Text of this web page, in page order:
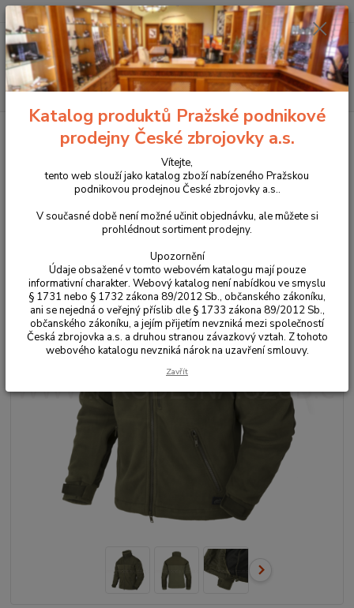
Menu
Hledat
+420 225 375 800
Mikina Helikon ARMY Olive Green XL/R
Mikina Helikon ARMY Olive Green
XL/R
Katalog produktů Pražské podnikové
prodejny České zbrojovky a.s.
Vítejte,
tento web slouží jako katalog zboží nabízeného Pražskou
podnikovou prodejnou České zbrojovky a.s..
V současné době není možné učinit objednávku, ale můžete si
prohlédnout sortiment prodejny.
Upozornění
Údaje obsažené v tomto webovém katalogu mají pouze
informativní charakter. Webový katalog není nabídkou ve smyslu
§ 1731 nebo § 1732 zákona 89/2012 Sb., občanského zákoníku,
ani se nejedná o veřejný příslib dle § 1733 zákona 89/2012 Sb.,
občanského zákoníku, a jejím přijetím nevzniká mezi společností
Česká zbrojovka a.s. a druhou stranou závazkový vztah. Z tohoto
webového katalogu nevzniká nárok na uzavření smlouvy.
Zavřít